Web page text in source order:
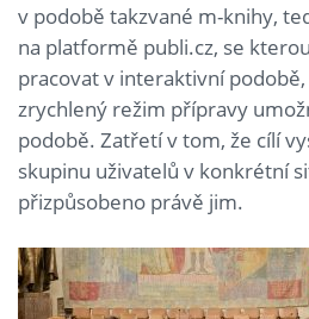
v podobě takzvané m-knihy,
na platformě publi.cz, se
pracovat v interaktivní
zrychlený režim přípravy
podobě. Zatřetí v tom, že cílí
skupinu uživatelů v konkrétní
přizpůsobeno právě jim.